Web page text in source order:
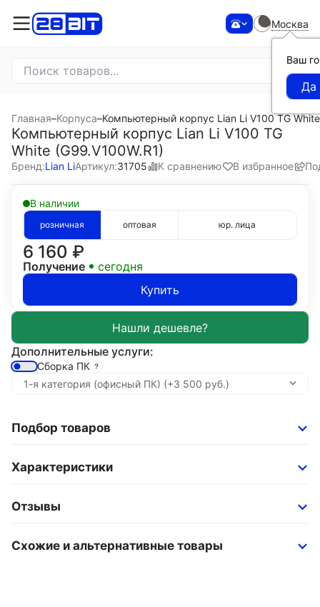
Москва
Ваш
Главная–Корпуса–Компьютерный корпус Lian Li V100 TG
Компьютерный корпус Lian Li V100 TG
White (G99.V100W.R1)
Бренд:Lian LiАртикул:31705 К сравнению В избранное
В наличии
розничная оптовая юр. лица
6 160 ₽
Получение
сегодня
Купить
Дополнительные услуги:
Сборка ПК
Подбор товаров
Характеристики
Отзывы
Схожие и альтернативные товары